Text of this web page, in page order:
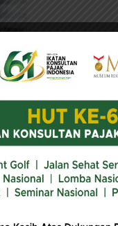
berkuasa di
tahun ke depan.
pajak
tahunan hingga 24
kembali
lanjutan dari
bruto (PDB).